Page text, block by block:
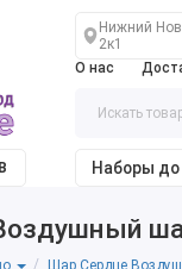
Нижний
2к1
О нас
Наборы до
Шар Сердце